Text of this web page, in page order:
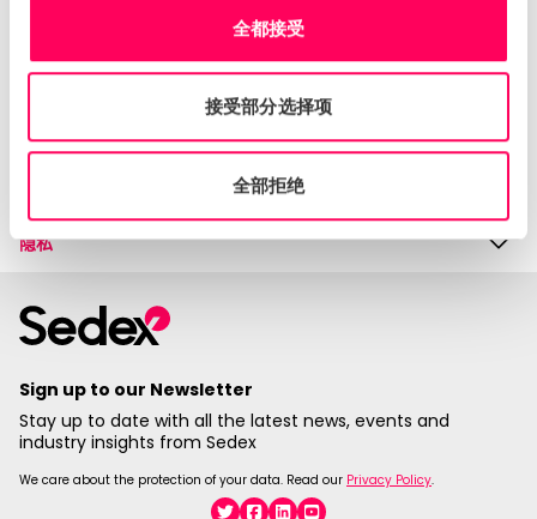
全都接受
接受部分选择项
全部拒绝
知识中心
隐私
Sign up to our Newsletter
Stay up to date with all the latest news, events and
industry insights from Sedex
We care about the protection of your data. Read our Privacy Policy.